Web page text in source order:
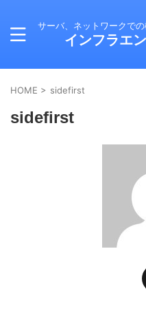
サーバ、ネットワークで
インフラエ
HOME > sidefirst
sidefirst